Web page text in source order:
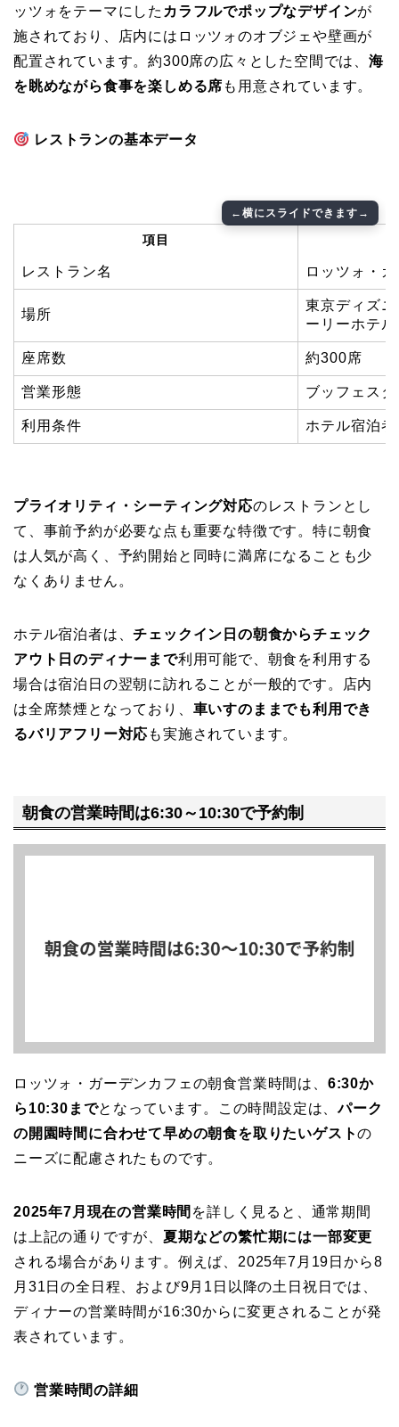
ッツォをテーマにした カラフルでポップなデザインが
施されており、店内にはロッツォのオブジェや壁画が
配置されています。約300席の広々とした空間では、 海
を眺めながら食事を楽しめる席 も用意されています。
レストランの基本データ
項目
レストラン名 ロッツォ・
場所
東京ディズ
ーリーホテ
座席数 約300席
営業形態 ブッフェス
利用条件 ホテル宿泊
プライオリティ・シーティング対応のレストランとし
て、事前予約が必要な点も重要な特徴です。特に朝食
は人気が高く、予約開始と同時に満席になることも少
なくありません。
ホテル宿泊者は、チェックイン日の朝食からチェック
アウト日のディナーまで利用可能で、朝食を利用する
場合は宿泊日の翌朝に訪れることが一般的です。店内
は全席禁煙となっており、 車いすのままでも利用でき
るバリアフリー対応 も実施されています。
朝食の営業時間は6:30～10:30で予約制
ロッツォ・ガーデンカフェの朝食営業時間は、 6:30か
ら10:30までとなっています。この時間設定は、パーク
の開園時間に合わせて早めの朝食を取りたいゲストの
ニーズに配慮されたものです。
2025年7月現在の営業時間 を詳しく見ると、通常期間
は上記の通りですが、 夏期などの繁忙期には一部変更
される場合があります。例えば、2025年7月19日から8
月31日の全日程、および9月1日以降の土日祝日では、
ディナーの営業時間が16:30からに変更されることが発
表されています。
営業時間の詳細